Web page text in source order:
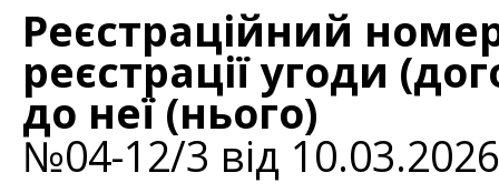
Реєстраційний
реєстрації угоди
до неї (нього)
№04-12/3 від